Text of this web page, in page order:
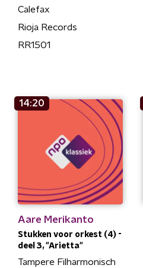
Calefax
Rioja Records
RR1501
14:20
Aare Merikanto
Stukken voor orkest (4) -
deel 3, "Arietta"
Tampere Filharmonisch